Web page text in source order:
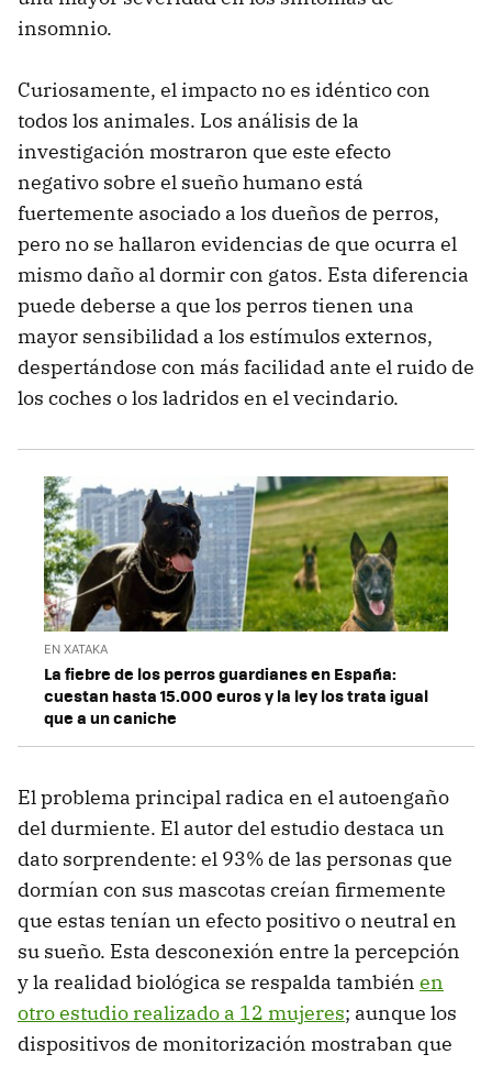
insomnio.
Curiosamente, el impacto no es idéntico con
todos los animales. Los análisis de la
investigación mostraron que este efecto
negativo sobre el sueño humano está
fuertemente asociado a los dueños de perros,
pero no se hallaron evidencias de que ocurra el
mismo daño al dormir con gatos. Esta diferencia
puede deberse a que los perros tienen una
mayor sensibilidad a los estímulos externos,
despertándose con más facilidad ante el ruido de
los coches o los ladridos en el vecindario.
EN XATAKA
La fiebre de los perros guardianes en España:
cuestan hasta 15.000 euros y la ley los trata igual
que a un caniche
El problema principal radica en el autoengaño
del durmiente. El autor del estudio destaca un
dato sorprendente: el 93% de las personas que
dormían con sus mascotas creían firmemente
que estas tenían un efecto positivo o neutral en
su sueño. Esta desconexión entre la percepción
y la realidad biológica se respalda también en
otro estudio realizado a 12 mujeres; aunque los
dispositivos de monitorización mostraban que